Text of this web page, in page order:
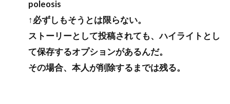
poleosis
↑必ずしもそうとは限らない。
ストーリーとして投稿されても、ハイライトとし
て保存するオプションがあるんだ。
その場合、本人が削除するまでは残る。